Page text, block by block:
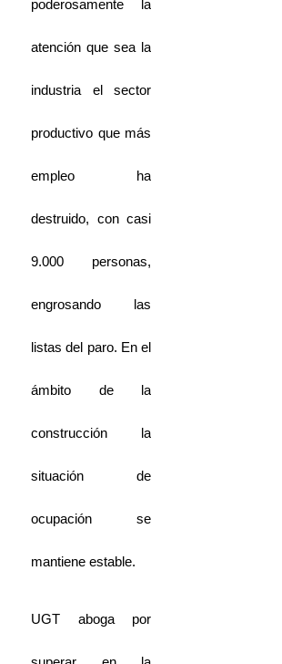
poderosamente la
atención que sea la
industria el sector
productivo que más
empleo ha
destruido, con casi
9.000 personas,
engrosando las
listas del paro. En el
ámbito de la
construcción la
situación de
ocupación se
mantiene estable.
UGT aboga por